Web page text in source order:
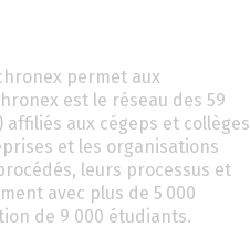
permet aux
est le réseau des 59
aux cégeps et collèges
et les organisations
leurs processus et
avec plus de 5 000
de 9 000 étudiants.